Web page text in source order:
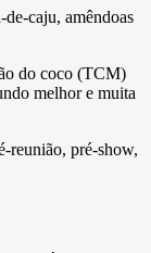
caju, amêndoas
do coco (TCM)
melhor e muita
reunião, pré-show,